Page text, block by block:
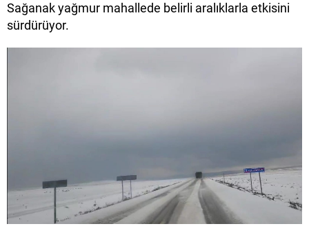
Sağanak yağmur mahallede belirli aralıklarla etkisini
sürdürüyor.